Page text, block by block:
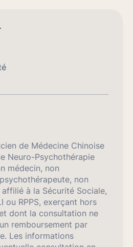
de Médecine Chinoise
Neuro-Psychothérapie
médecin, non
non
à la Sécurité Sociale,
ou RPPS, exerçant hors
dont la consultation ne
remboursement par
Les informations